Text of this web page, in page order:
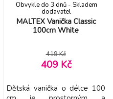
MALTEX Vanička Classic
100cm White
Obvykle do 3 dnů - Skladem
dodavatel
419 Kč
409 Kč
Dětská vanička o délce 100